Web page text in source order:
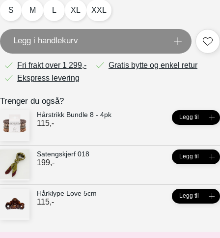
S M L XL XXL
Legg i handlekurv
Fri frakt over 1 299,-
Gratis bytte og enkel retur
Ekspress levering
Trenger du også?
Hårstrikk Bundle 8 - 4pk
115,-
Legg til
Satengskjerf 018
199,-
Legg til
Hårklype Love 5cm
115,-
Legg til